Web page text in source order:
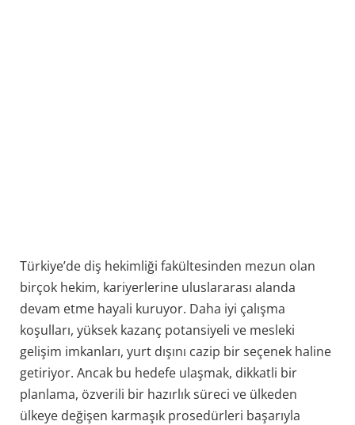
Türkiye’de diş hekimliği fakültesinden mezun olan
birçok hekim, kariyerlerine uluslararası alanda
devam etme hayali kuruyor. Daha iyi çalışma
koşulları, yüksek kazanç potansiyeli ve mesleki
gelişim imkanları, yurt dışını cazip bir seçenek haline
getiriyor. Ancak bu hedefe ulaşmak, dikkatli bir
planlama, özverili bir hazırlık süreci ve ülkeden
ülkeye değişen karmaşık prosedürleri başarıyla